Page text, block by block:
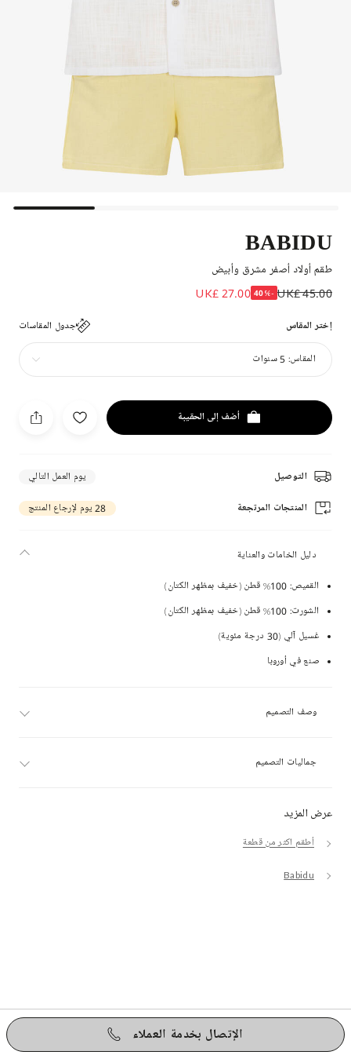
BABIDU
طقم أولاد أصفر مشرق وأبيض
UK£ 45.00
-40%
UK£ 27.00
إختر المقاس جدول المقاسات
المقاس: 5 سنوات
أضف إلى الحقيبة
التوصيل يوم العمل التالي
المنتجات المرتجعة 28 يوم لإرجاع المنتج
عرض المزيد
أطقم اكثر من قطعة
Babidu
دليل الخامات والعناية
القميص: 100% قطن (خفيف بمظهر الكتان)
الشورت: 100% قطن (خفيف بمظهر الكتان)
غسيل آلي (30 درجة مئوية)
صنع في أوروبا
وصف التصميم
جماليات التصميم
الإتصال بخدمة العملاء